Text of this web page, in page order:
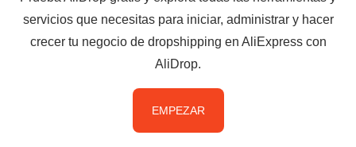
servicios que necesitas para iniciar, administrar y hacer
crecer tu negocio de dropshipping en AliExpress con
AliDrop.
EMPEZAR